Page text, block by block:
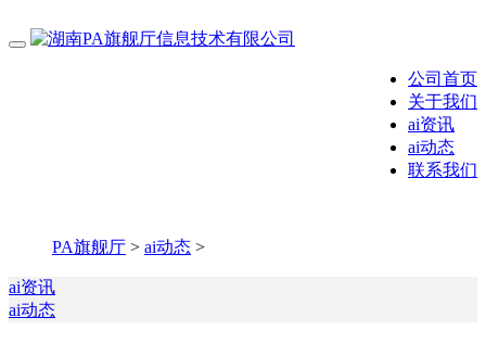
公司首页
关于我们
ai资讯
ai动态
联系我们
PA旗舰厅 > ai动态 >
ai资讯
ai动态